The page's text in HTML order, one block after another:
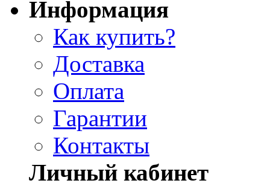
Информация
Как купить?
Доставка
Оплата
Гарантии
Контакты
Личный кабинет